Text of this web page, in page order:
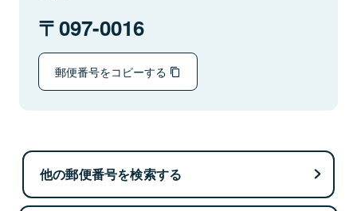
097-0016
郵便番号をコピーする
他の郵便番号を検索する